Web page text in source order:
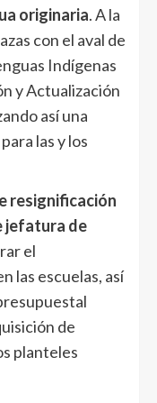
originaria. A la
con el aval de
Indígenas
y Actualización
así una
las y los
resignificación
jefatura de
el
las escuelas, así
de
planteles